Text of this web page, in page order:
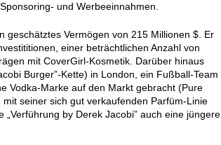
Sponsoring- und Werbeeinnahmen.
geschätztes Vermögen von 215 Millionen $. Er
einer beträchtlichen Anzahl von
mit CoverGirl-Kosmetik. Darüber hinaus
Burger”-Kette) in London, ein Fußball-Team
Vodka-Marke auf den Markt gebracht (Pure
seiner sich gut verkaufenden Parfüm-Linie
„Verführung by Derek Jacobi” auch eine jüngere